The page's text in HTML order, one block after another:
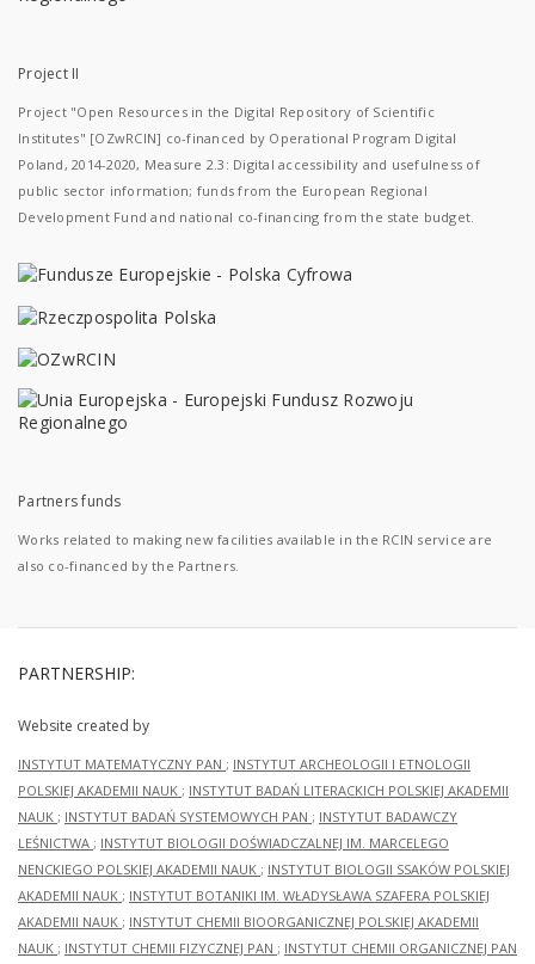
Project II
Project "Open Resources in the Digital Repository of Scientific
Institutes" [OZwRCIN] co-financed by Operational Program Digital
Poland, 2014-2020, Measure 2.3: Digital accessibility and usefulness of
public sector information; funds from the European Regional
Development Fund and national co-financing from the state budget.
Partners funds
Works related to making new facilities available in the RCIN service are
also co-financed by the Partners.
PARTNERSHIP:
Website created by
INSTYTUT MATEMATYCZNY PAN ; INSTYTUT ARCHEOLOGII I ETNOLOGII
POLSKIEJ AKADEMII NAUK ; INSTYTUT BADAŃ LITERACKICH POLSKIEJ AKADEMII
NAUK ; INSTYTUT BADAŃ SYSTEMOWYCH PAN ; INSTYTUT BADAWCZY
LEŚNICTWA ; INSTYTUT BIOLOGII DOŚWIADCZALNEJ IM. MARCELEGO
NENCKIEGO POLSKIEJ AKADEMII NAUK ; INSTYTUT BIOLOGII SSAKÓW POLSKIEJ
AKADEMII NAUK ; INSTYTUT BOTANIKI IM. WŁADYSŁAWA SZAFERA POLSKIEJ
AKADEMII NAUK ; INSTYTUT CHEMII BIOORGANICZNEJ POLSKIEJ AKADEMII
NAUK ; INSTYTUT CHEMII FIZYCZNEJ PAN ; INSTYTUT CHEMII ORGANICZNEJ PAN